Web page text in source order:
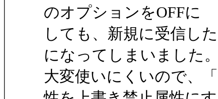
のオプションをOFFに
しても、新規に受信し
になってしまいました
大変使いにくいので、